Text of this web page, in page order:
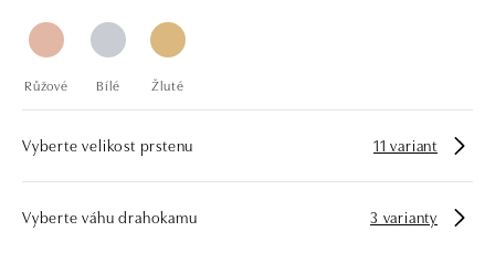
Růžové Bílé Žluté
Vyberte velikost prstenu 11 variant
Vyberte váhu drahokamu 3 varianty